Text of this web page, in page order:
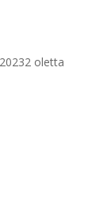
oletta